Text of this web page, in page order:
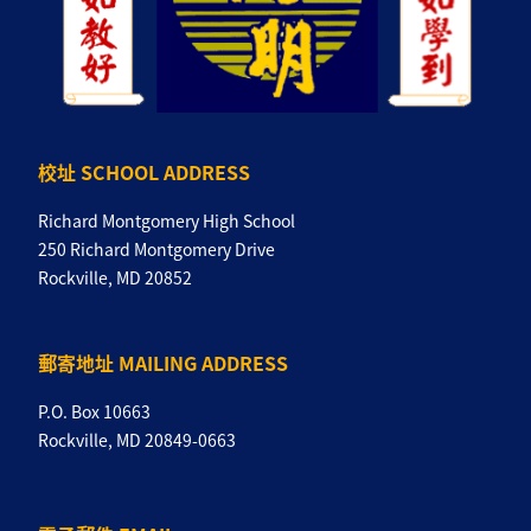
校址 SCHOOL ADDRESS
Richard Montgomery High School
250 Richard Montgomery Drive
Rockville, MD 20852
郵寄地址 MAILING ADDRESS
P.O. Box 10663
Rockville, MD 20849-0663